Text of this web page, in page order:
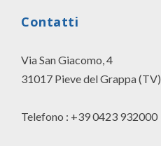
Contatti
Via San Giacomo, 4
31017 Pieve del Grappa (TV)
Telefono : +39 0423 932000